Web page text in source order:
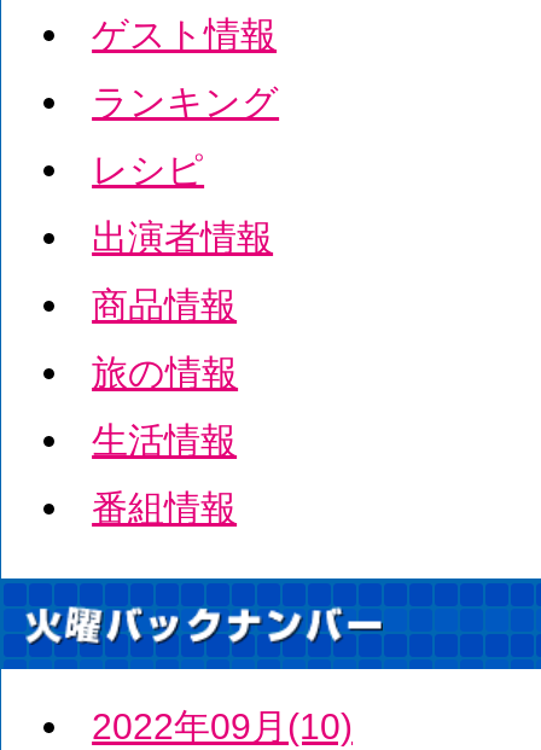
ゲスト情報
ランキング
レシピ
出演者情報
商品情報
旅の情報
生活情報
番組情報
2022年09月(10)